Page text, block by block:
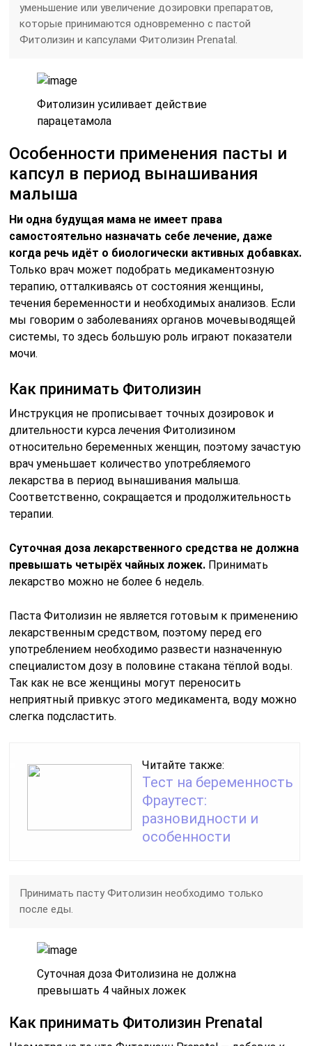
уменьшение или увеличение дозировки препаратов,
которые принимаются одновременно с пастой
Фитолизин и капсулами Фитолизин Prenatal.
Фитолизин усиливает действие
парацетамола
Особенности применения пасты и
капсул в период вынашивания
малыша
Ни одна будущая мама не имеет права
самостоятельно назначать себе лечение, даже
когда речь идёт о биологически активных добавках.
Только врач может подобрать медикаментозную
терапию, отталкиваясь от состояния женщины,
течения беременности и необходимых анализов. Если
мы говорим о заболеваниях органов мочевыводящей
системы, то здесь большую роль играют показатели
мочи.
Как принимать Фитолизин
Инструкция не прописывает точных дозировок и
длительности курса лечения Фитолизином
относительно беременных женщин, поэтому зачастую
врач уменьшает количество употребляемого
лекарства в период вынашивания малыша.
Соответственно, сокращается и продолжительность
терапии.
Суточная доза лекарственного средства не должна
превышать четырёх чайных ложек. Принимать
лекарство можно не более 6 недель.
Паста Фитолизин не является готовым к применению
лекарственным средством, поэтому перед его
употреблением необходимо развести назначенную
специалистом дозу в половине стакана тёплой воды.
Так как не все женщины могут переносить
неприятный привкус этого медикамента, воду можно
слегка подсластить.
Читайте также:
Тест на беременность
Фраутест:
разновидности и
особенности
Принимать пасту Фитолизин необходимо только
после еды.
Суточная доза Фитолизина не должна
превышать 4 чайных ложек
Как принимать Фитолизин Prenatal